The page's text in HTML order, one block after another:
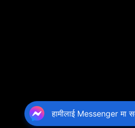
हामीलाई Messenger मा